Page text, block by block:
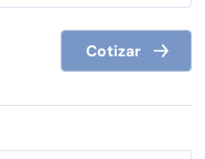
Cotizar